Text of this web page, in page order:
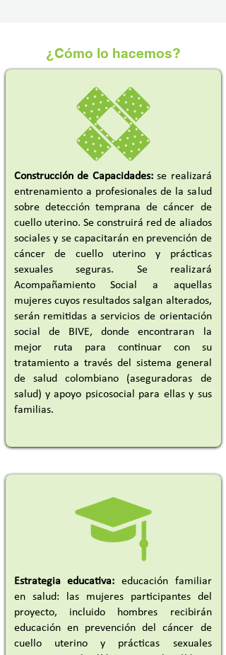
¿Cómo lo hacemos?
Construcción de Capacidades:se realizará
entrenamiento a profesionales de la salud
sobre detección temprana de cáncer de
cuello uterino. Se construirá red de aliados
sociales y se capacitarán en prevención de
cáncer de cuello uterino y prácticas
sexuales seguras. Se realizará
Acompañamiento Social a aquellas
mujeres cuyos resultados salgan alterados,
serán remitidas a servicios de orientación
social de BIVE, donde encontraran la
mejor ruta para continuar con su
tratamiento a través del sistema general
de salud colombiano (aseguradoras de
salud) y apoyo psicosocial para ellas y sus
familias.
Estrategia educativa: educación familiar
en salud: las mujeres participantes del
proyecto, incluido hombres recibirán
educación en prevención del cáncer de
cuello uterino y prácticas sexuales